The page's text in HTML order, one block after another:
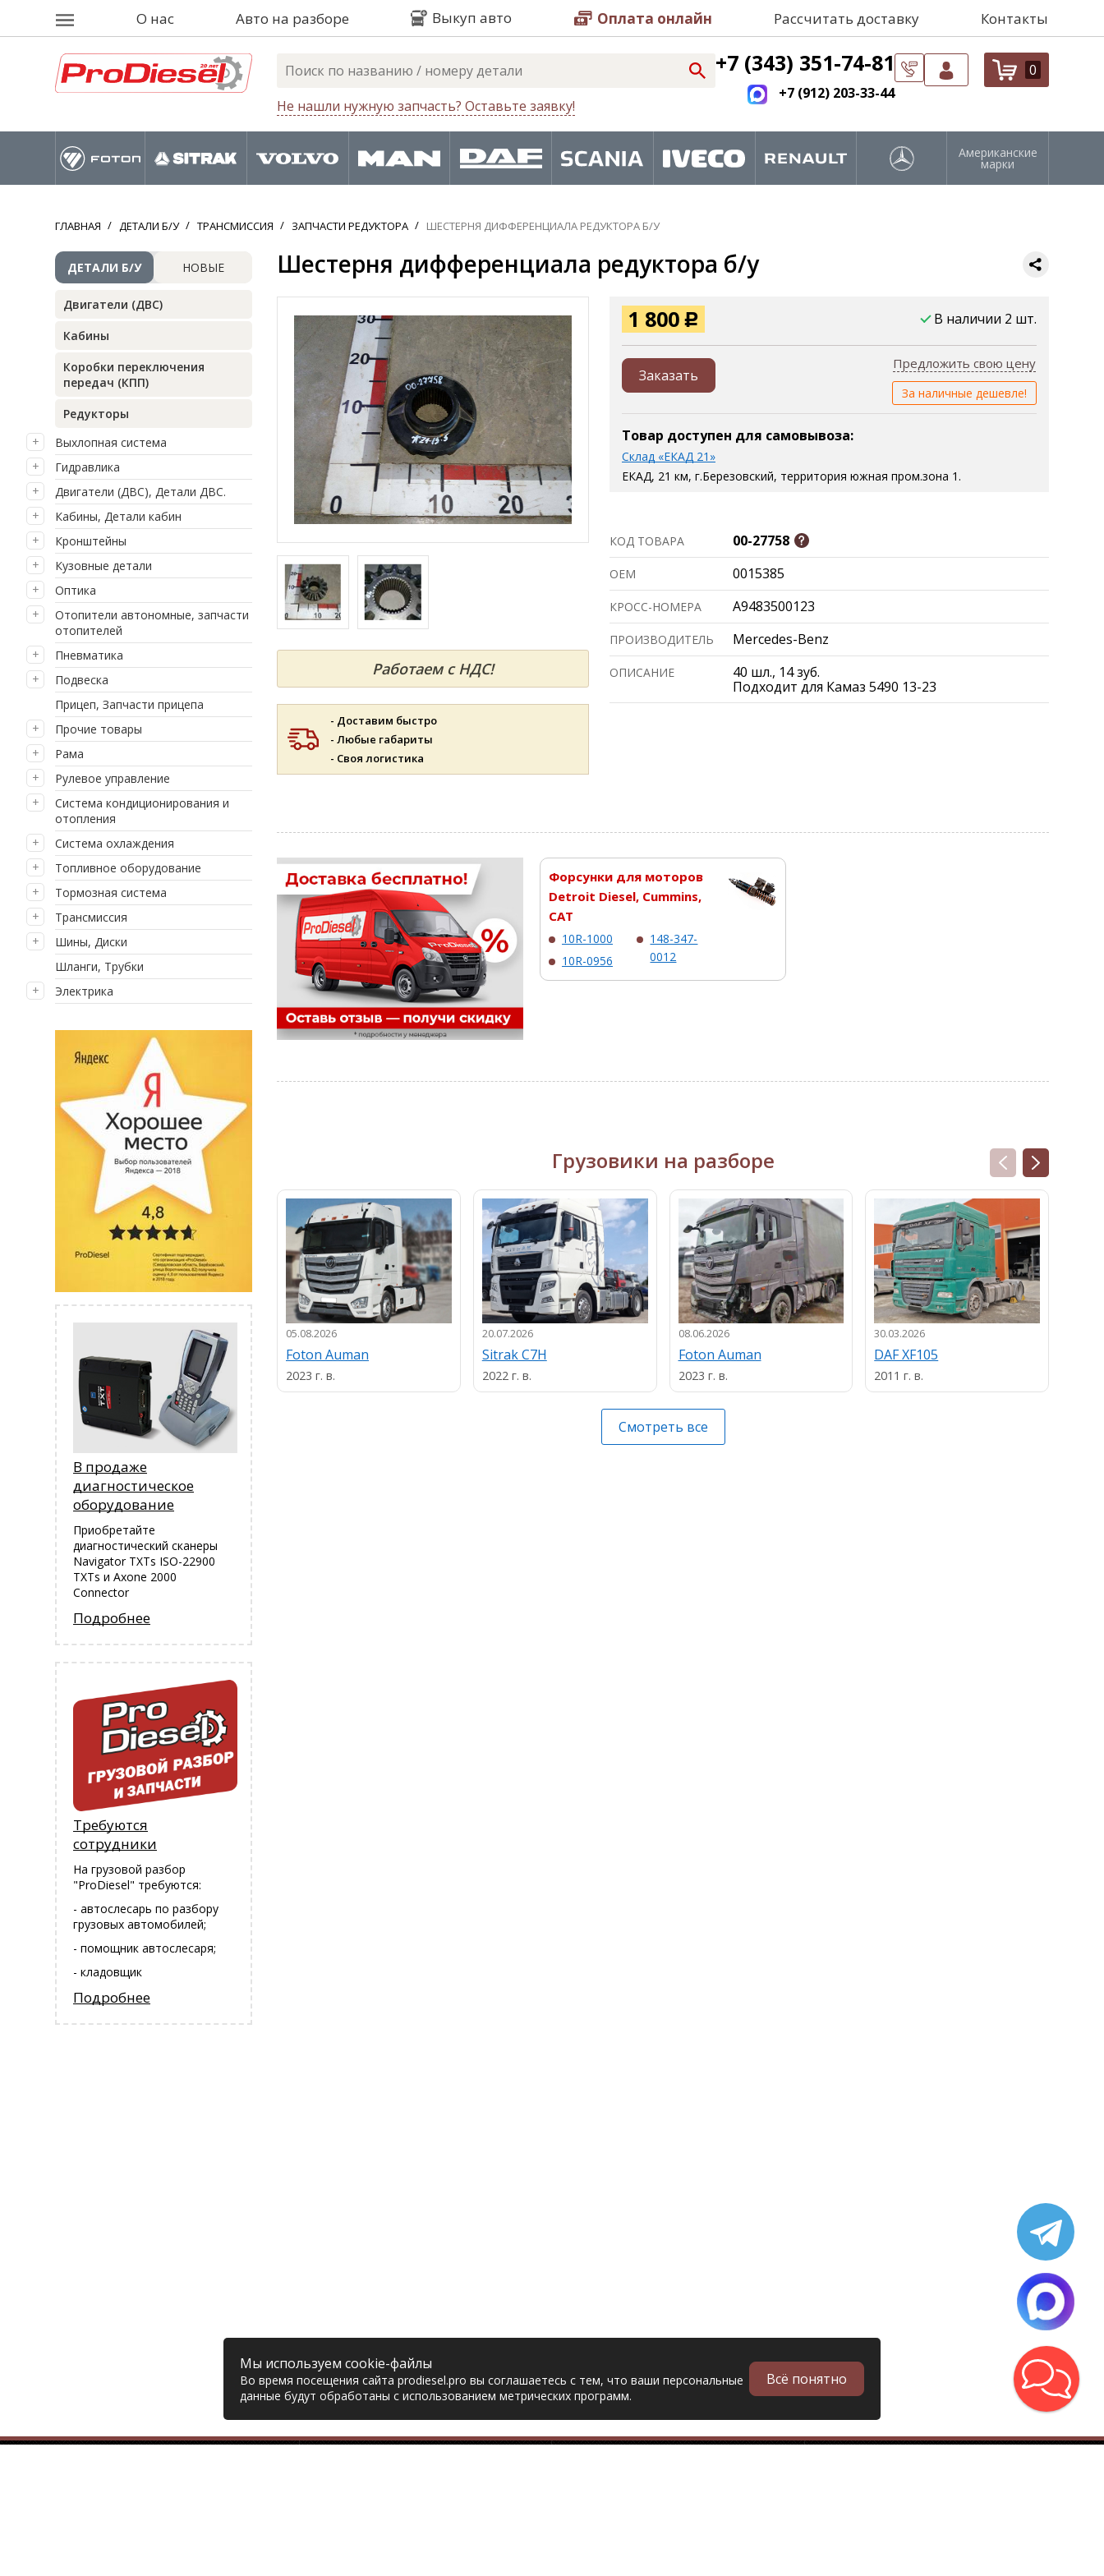
О нас Авто на разборе Выкуп авто Оплата онлайн Рассчитать доставку Контакты
Не нашли нужную запчасть? Оставьте заявку!
+7 (343) 351-74-81
+7 (912) 203-33-44
0
Американские
марки
ГЛАВНАЯ ДЕТАЛИ Б/У ТРАНСМИССИЯ ЗАПЧАСТИ РЕДУКТОРА ШЕСТЕРНЯ ДИФФЕРЕНЦИАЛА РЕДУКТОРА Б/У
ДЕТАЛИ Б/У НОВЫЕ
Двигатели (ДВС)
Кабины
Коробки переключения
передач (КПП)
Редукторы
Выхлопная система
Гидравлика
Двигатели (ДВС), Детали ДВС.
Кабины, Детали кабин
Кронштейны
Кузовные детали
Оптика
Отопители автономные, запчасти
отопителей
Пневматика
Подвеска
Прицеп, Запчасти прицепа
Прочие товары
Рама
Рулевое управление
Система кондиционирования и
отопления
Система охлаждения
Топливное оборудование
Тормозная система
Трансмиссия
Шины, Диски
Шланги, Трубки
Электрика
В продаже
диагностическое
оборудование
Приобретайте
диагностический сканеры
Navigator TXTs ISO-22900
TXTs и Аxone 2000
Connector
Подробнее
Требуются
сотрудники
На грузовой разбор
"ProDiesel" требуются:
- автослесарь по разбору
грузовых автомобилей;
- помощник автослесаря;
- кладовщик
Подробнее
Шестерня дифференциала редуктора б/у
Работаем с НДС!
- Доставим быстро
- Любые габариты
- Своя логистика
1 800 Р В наличии 2 шт.
Заказать
Предложить свою цену
За наличные дешевле!
Товар доступен для самовывоза:
Склад «ЕКАД 21»
ЕКАД, 21 км, г.Березовский, территория южная пром.зона 1.
КОД ТОВАРА 00-27758
ОЕМ 0015385
КРОСС-НОМЕРА A9483500123
ПРОИЗВОДИТЕЛЬ Mercedes-Benz
ОПИСАНИЕ
40 шл., 14 зуб.
Подходит для Камаз 5490 13-23
Форсунки для моторов
Detroit Diesel, Cummins,
CAT
10R-1000
10R-0956
148-347-
0012
Грузовики на разборе
05.08.2026
Foton Auman
2023 г. в.
20.07.2026
Sitrak C7H
2022 г. в.
08.06.2026
Foton Auman
2023 г. в.
30.03.2026
DAF XF105
2011 г. в.
Смотреть все
Мы используем cookie-файлы
Во время посещения сайта prodiesel.pro вы соглашаетесь с тем, что ваши персональные
данные будут обработаны с использованием метрических программ.
Всё понятно